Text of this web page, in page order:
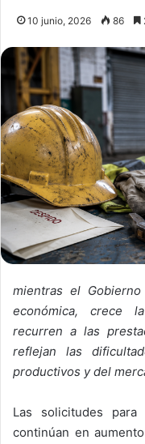
10 junio, 2026 86
mientras el
económica, crece
recurren a las
reflejan las
productivos y del
Las solicitudes
continúan en